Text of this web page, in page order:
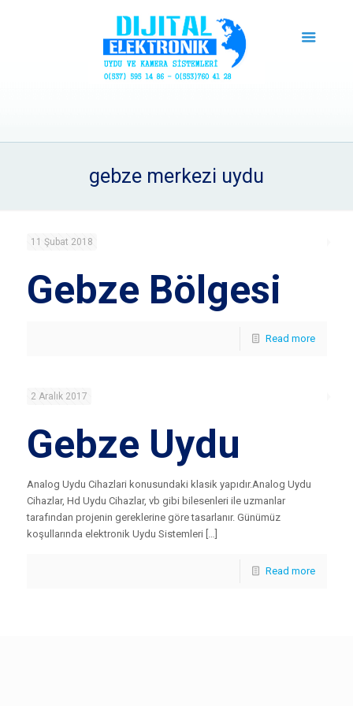
gebze merkezi uydu
11 Şubat 2018
Gebze Bölgesi
Read more
2 Aralık 2017
Gebze Uydu
Analog Uydu Cihazlari konusundaki klasik yapıdır.Analog Uydu
Cihazlar, Hd Uydu Cihazlar, vb gibi bilesenleri ile uzmanlar
tarafından projenin gereklerine göre tasarlanır. Günümüz
koşullarında elektronik Uydu Sistemleri […]
Read more